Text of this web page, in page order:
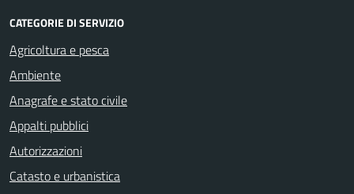
CATEGORIE DI SERVIZIO
Agricoltura e pesca
Ambiente
Anagrafe e stato civile
Appalti pubblici
Autorizzazioni
Catasto e urbanistica